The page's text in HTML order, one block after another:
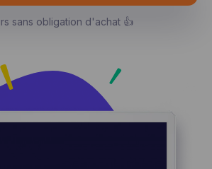
sans obligation d'achat 👍